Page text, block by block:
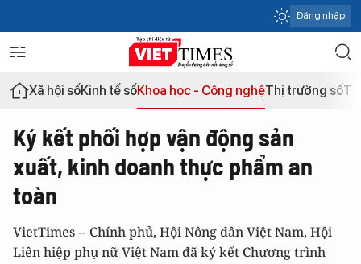
Đăng nhập
Xã hội sốKinh tế sốKhoa học - Công nghệThị trường số
Ký kết phối hợp vận động sản
xuất, kinh doanh thực phẩm an
toàn
VietTimes -- Chính phủ, Hội Nông dân Việt Nam, Hội
Liên hiệp phụ nữ Việt Nam đã ký kết Chương trình